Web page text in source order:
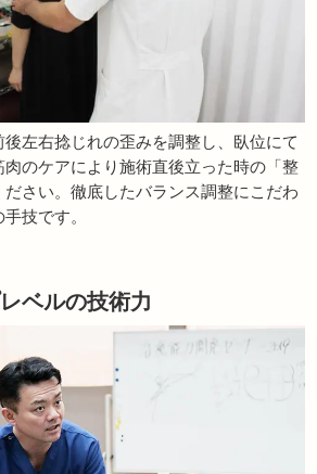
左右捻じれの歪みを調整し、臥位にて
のケアにより施術直後立った時の「整
さい。徹底したバランス調整にこだわ
技です。
ベルの技術力